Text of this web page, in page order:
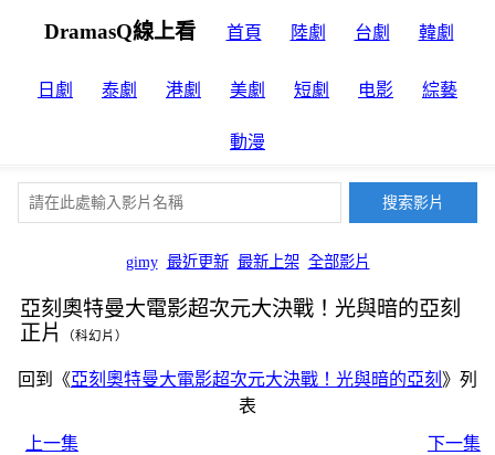
DramasQ線上看 首頁 陸劇 台劇 韓劇
日劇 泰劇 港劇 美劇 短劇 电影 綜藝
動漫
gimy 最近更新 最新上架 全部影片
亞刻奧特曼大電影超次元大決戰！光與暗的亞刻
正片
（科幻片）
回到《亞刻奧特曼大電影超次元大決戰！光與暗的亞刻 》列
表
上一集
下一集